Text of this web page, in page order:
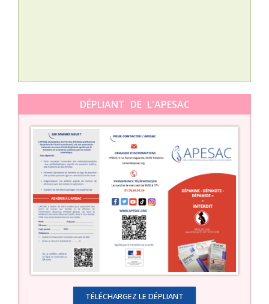
DÉPLIANT DE L'APESAC
TÉLÉCHARGEZ LE DÉPLIANT